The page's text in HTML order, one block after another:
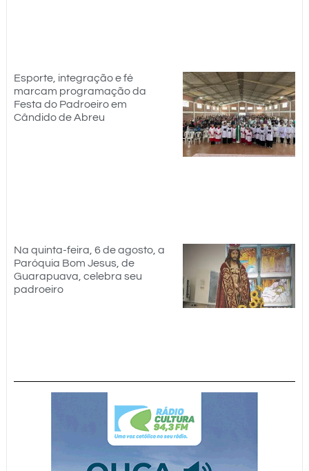
Esporte, integração e fé
marcam programação da
Festa do Padroeiro em
Cândido de Abreu
Na quinta-feira, 6 de agosto, a
Paróquia Bom Jesus, de
Guarapuava, celebra seu
padroeiro